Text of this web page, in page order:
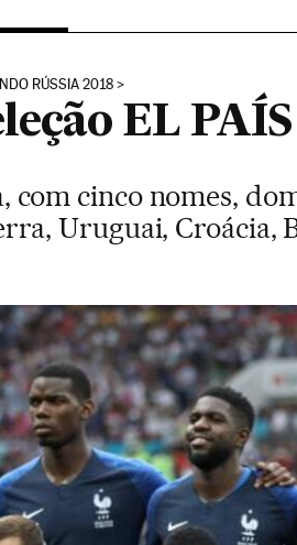
RÚSSIA 2018
EL
com cinco nomes,
Uruguai, Croácia,